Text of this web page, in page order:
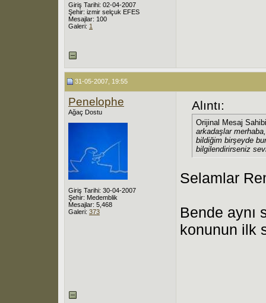
Giriş Tarihi: 02-04-2007
Şehir: izmir selçuk EFES
Mesajlar: 100
Galeri: 1
31-05-2007, 19:55
Penelophe
Ağaç Dostu
Giriş Tarihi: 30-04-2007
Şehir: Medemblik
Mesajlar: 5,468
Galeri: 373
Alıntı:
Orijinal Mesaj
arkadaşlar
bildiğim birşeyde
bilgilendirirseniz
Selamlar
Bende aynı
konunun ilk